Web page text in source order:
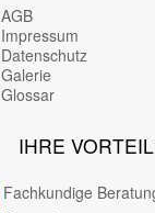
AGB
Impressum
Datenschutz
Galerie
Glossar
IHRE
Fachkundige